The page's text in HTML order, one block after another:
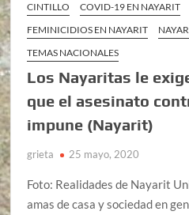
CINTILLO COVID-19 EN NAYARIT
FEMINICIDIOS EN NAYARIT
TEMAS NACIONALES
Los Nayaritas le
que el asesinato
impune (Nayarit)
grieta 25 mayo, 2020
Foto: Realidades de Nayarit
amas de casa y sociedad en